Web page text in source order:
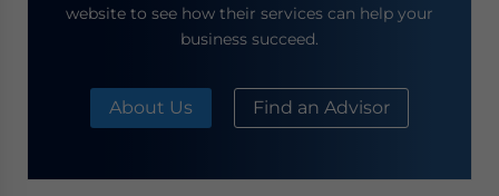
website to see how their services can help your
business succeed.
About Us Find an Advisor